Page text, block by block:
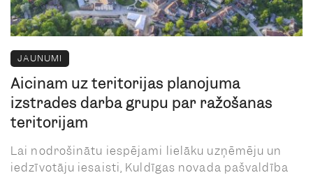
JAUNUMI
Aicinām uz teritorijas plānojuma
izstrādes darba grupu par ražošanas
teritorijām
Lai nodrošinātu iespējami lielāku uzņēmēju un
iedzīvotāju iesaisti, Kuldīgas novada pašvaldība